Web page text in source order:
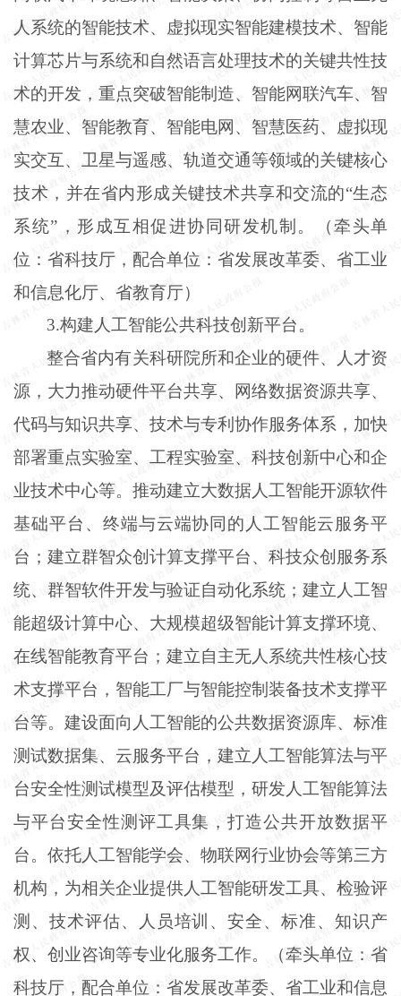
人系统的智能技术、虚拟现实智能建模技术、智能
计算芯片与系统和自然语言处理技术的关键共性技
术的开发，重点突破智能制造、智能网联汽车、智
慧农业、智能教育、智能电网、智慧医药、虚拟现
实交互、卫星与遥感、轨道交通等领域的关键核心
技术，并在省内形成关键技术共享和交流的“生态
系统”，形成互相促进协同研发机制。（牵头单
位：省科技厅，配合单位：省发展改革委、省工业
和信息化厅、省教育厅）
3.构建人工智能公共科技创新平台。
整合省内有关科研院所和企业的硬件、人才资
源，大力推动硬件平台共享、网络数据资源共享、
代码与知识共享、技术与专利协作服务体系，加快
部署重点实验室、工程实验室、科技创新中心和企
业技术中心等。推动建立大数据人工智能开源软件
基础平台、终端与云端协同的人工智能云服务平
台；建立群智众创计算支撑平台、科技众创服务系
统、群智软件开发与验证自动化系统；建立人工智
能超级计算中心、大规模超级智能计算支撑环境、
在线智能教育平台；建立自主无人系统共性核心技
术支撑平台，智能工厂与智能控制装备技术支撑平
台等。建设面向人工智能的公共数据资源库、标准
测试数据集、云服务平台，建立人工智能算法与平
台安全性测试模型及评估模型，研发人工智能算法
与平台安全性测评工具集，打造公共开放数据平
台。依托人工智能学会、物联网行业协会等第三方
机构，为相关企业提供人工智能研发工具、检验评
测、技术评估、人员培训、安全、标准、知识产
权、创业咨询等专业化服务工作。（牵头单位：省
科技厅，配合单位：省发展改革委、省工业和信息